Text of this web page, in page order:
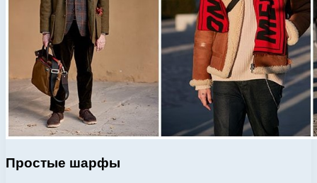
Простые шарфы